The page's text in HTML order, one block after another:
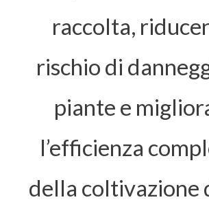
raccolta,
rischio di
piante e
l’efficienza
della coltivazione